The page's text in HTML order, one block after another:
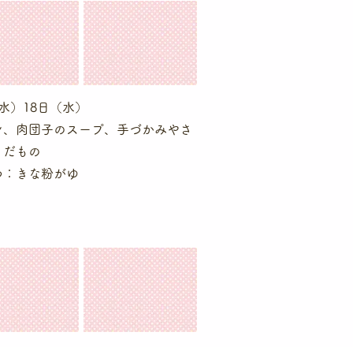
）18日（水）
、肉団子のスープ、手づかみやさ
だもの
：きな粉がゆ